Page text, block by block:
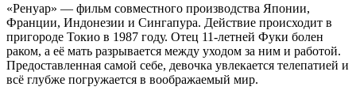
«Ренуар» — фильм совместного производства Японии,
Франции, Индонезии и Сингапура. Действие происходит в
пригороде Токио в 1987 году. Отец 11-летней Фуки болен
раком, а её мать разрывается между уходом за ним и работой.
Предоставленная самой себе, девочка увлекается телепатией и
всё глубже погружается в воображаемый мир.